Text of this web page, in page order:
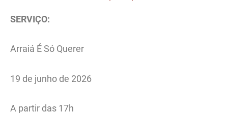
SERVIÇO:
Arraiá É Só Querer
19 de junho de 2026
A partir das 17h